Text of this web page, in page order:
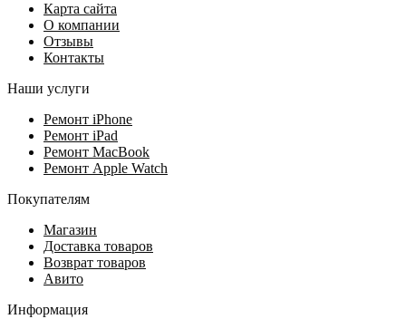
Карта сайта
О компании
Отзывы
Контакты
Наши услуги
Ремонт iPhone
Ремонт iPad
Ремонт MacBook
Ремонт Apple Watch
Покупателям
Магазин
Доставка товаров
Возврат товаров
Авито
Информация